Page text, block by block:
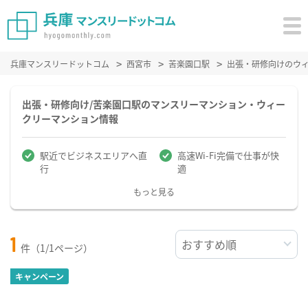
兵庫マンスリードットコム 西宮市 苦楽園口駅 出張・研修向けのウ
出張・研修向け/苦楽園口駅のマンスリーマンション・ウィー
クリーマンション情報
駅近でビジネスエリアへ直
行
高速Wi-Fi完備で仕事が快
適
もっと見る
1 件（1/1ページ）
キャンペーン